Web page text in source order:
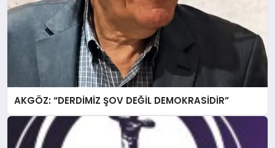
AKGÖZ: “DERDİMİZ ŞOV DEĞİL DEMOKRASİDİR”